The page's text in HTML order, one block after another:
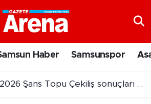
Haber Samsunspor
Şans Topu Çekiliş sonuçları açıklandı
Vakitleri